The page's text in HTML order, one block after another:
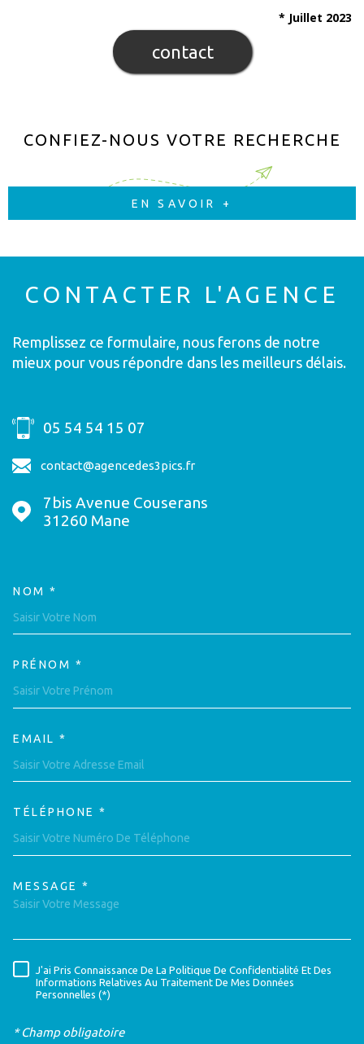
contact
* Juillet 2023
CONFIEZ-NOUS VOTRE RECHERCHE
EN SAVOIR +
CONTACTER L'AGENCE
Remplissez ce formulaire, nous ferons de notre
mieux pour vous répondre dans les meilleurs délais.
05 54 54 15 07
contact@agencedes3pics.fr
7bis Avenue Couserans
31260
Mane
NOM *
PRÉNOM *
EMAIL *
TÉLÉPHONE *
MESSAGE *
RÈGLEMENTATION
J'ai Pris Connaissance De La Politique De Confidentialité Et Des
Informations Relatives Au Traitement De Mes Données
Personnelles (*)
* Champ obligatoire